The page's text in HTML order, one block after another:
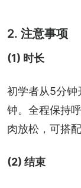
2. 注意事项
(1) 时长
初学者从5分钟
钟。全程保持
肉放松，可搭
(2) 结束